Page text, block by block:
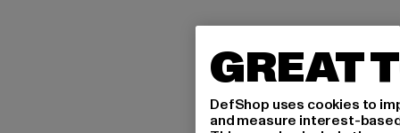
GREAT
DefShop uses cookies to
and measure interest-